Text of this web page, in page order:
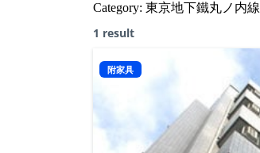
Category: 東京地下鐵丸ノ内線
1 result
附家具